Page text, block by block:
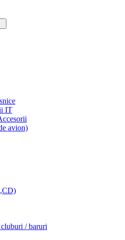
IT
avion)
cluburi / baruri